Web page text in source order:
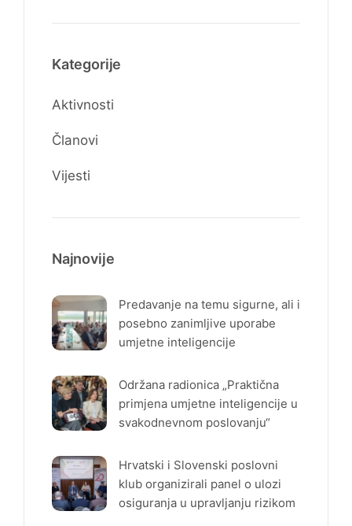
Kategorije
Aktivnosti
Članovi
Vijesti
Najnovije
Predavanje na temu sigurne, ali i
posebno zanimljive uporabe
umjetne inteligencije
Održana radionica „Praktična
primjena umjetne inteligencije u
svakodnevnom poslovanju“
Hrvatski i Slovenski poslovni
klub organizirali panel o ulozi
osiguranja u upravljanju rizikom